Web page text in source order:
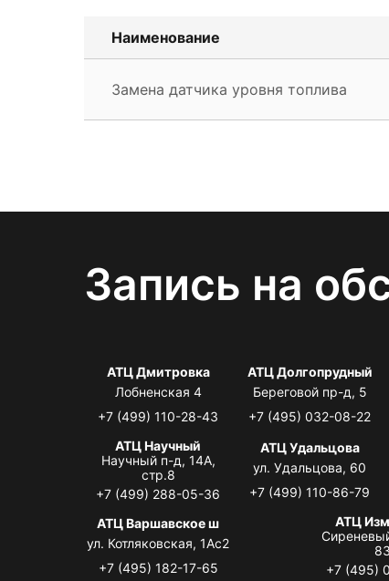
Наименование
Замена датчика уровня топлива
Запись на
АТЦ Дмитровка
Лобненская 4
+7 (499) 110-28-43
АТЦ Долгопрудный
Береговой пр-д, 5
+7 (495) 032-08-22
АТЦ Научный
Научный п-д, 14А,
стр.8
+7 (499) 288-05-36
АТЦ Удальцова
ул. Удальцова, 60
+7 (499) 110-86-79
АТЦ Варшавское ш
ул. Котляковская, 1Ас2
+7 (495) 182-17-65
АТЦ
+7 (495)